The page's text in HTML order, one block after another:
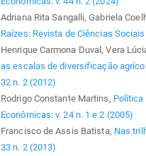
Adriana Rita Sangalli, Gabriela
Raízes: Revista de Ciências
Henrique Carmona Duval, Vera
as escalas de diversificação
32 n. 2 (2012)
Rodrigo Constante Martins, Política
Econômicas: v. 24 n. 1 e 2 (2005)
Francisco de Assis Batista, Nas
33 n. 2 (2013)